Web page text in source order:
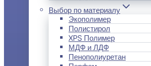
Выбор по материалу
Экополимер
Полистирол
XPS Полимер
МДФ и ЛДФ
Пенополиуретан